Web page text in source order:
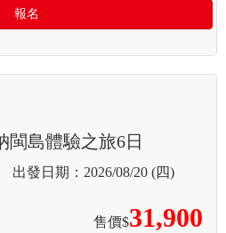
報名
閩島體驗之旅6日
2026/08/20 (四)
售價$31,900